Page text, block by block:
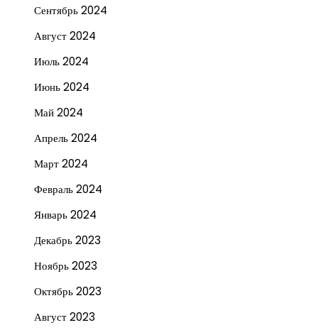
Сентябрь 2024
Август 2024
Июль 2024
Июнь 2024
Май 2024
Апрель 2024
Март 2024
Февраль 2024
Январь 2024
Декабрь 2023
Ноябрь 2023
Октябрь 2023
Август 2023